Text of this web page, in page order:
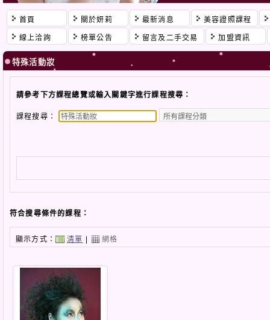
首頁 關於妍莉 最新消息 美容證照課程
線上洽詢 榜單公告 留言及二手交易 加盟資訊
特殊活動妝
請參考下方課程總覽或輸入關鍵字進行課程搜尋：
課程搜尋：
符合搜尋條件的課程：
顯示方式： 清單 | 網格